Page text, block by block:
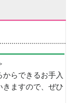
らできるお手入
きますので、ぜひ